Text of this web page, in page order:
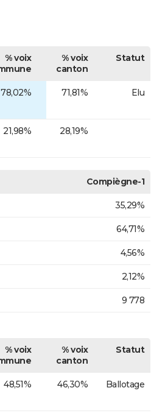
% voix
% voix
canton
Statut
78,02% 71,81% Elu
21,98% 28,19%
Compiègne-1
35,29%
64,71%
4,56%
2,12%
9 778
% voix
% voix
canton
Statut
48,51% 46,30% Ballotage